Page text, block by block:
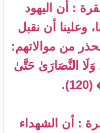
: أن اليهود
وعلينا أن نقبل
من موالاتهم:
النَّصَارَىٰ حَتَّىٰ
: أن الشهداء